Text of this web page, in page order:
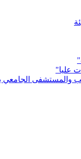
عليا"
والمستشفى الجامعي